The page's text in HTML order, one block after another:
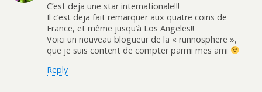
C’est deja une star internationale!!!
Il c’est deja fait remarquer aux quatre coins de
France, et même jusqu’à Los Angeles!!
Voici un nouveau blogueur de la « runnosphere »,
que je suis content de compter parmi mes ami
Reply